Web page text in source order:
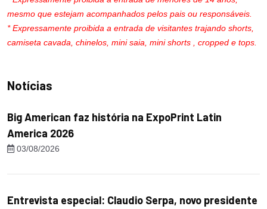
mesmo que estejam acompanhados pelos pais ou responsáveis.
* Expressamente proibida a entrada de visitantes trajando shorts,
camiseta cavada, chinelos, mini saia, mini shorts , cropped e tops.
Notícias
Big American faz história na ExpoPrint Latin
America 2026
03/08/2026
Entrevista especial: Claudio Serpa, novo presidente